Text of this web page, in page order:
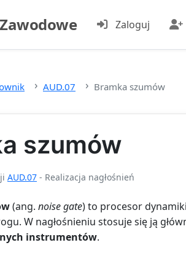
Zaloguj
AUD.07 Bramka szumów
szumów
AUD.07 - Realizacja nagłośnień
(ang. noise gate) to procesor
W nagłośnieniu stosuje się ją
instrumentów.